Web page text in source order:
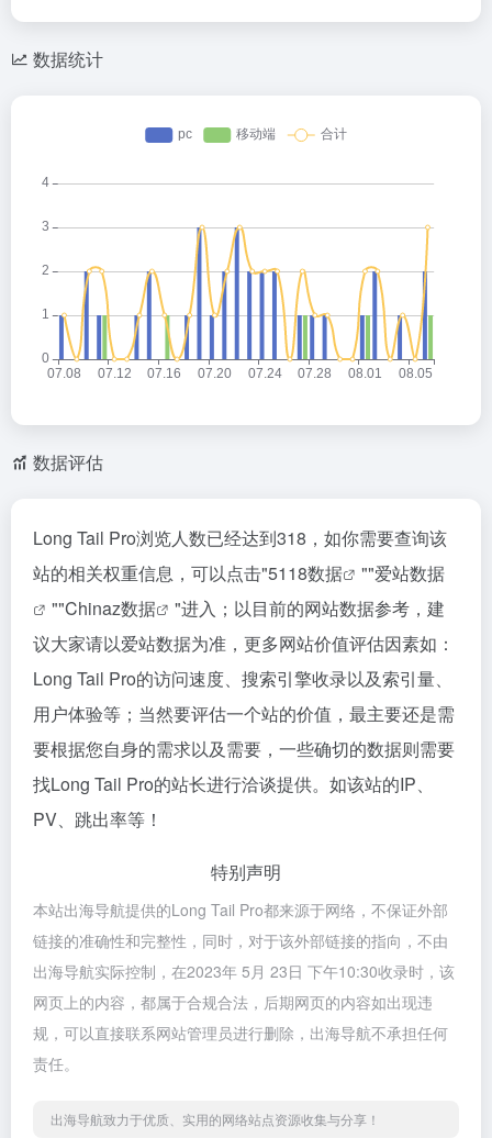
数据统计
数据评估
Long Tail Pro浏览人数已经达到318，如你需要查询该
站的相关权重信息，可以点击"5118数据 ""爱站数据
""Chinaz数据
"进入；以目前的网站数据参考，建
议大家请以爱站数据为准，更多网站价值评估因素如：
Long Tail Pro的访问速度、搜索引擎收录以及索引量、
用户体验等；当然要评估一个站的价值，最主要还是需
要根据您自身的需求以及需要，一些确切的数据则需要
找Long Tail Pro的站长进行洽谈提供。如该站的IP、
PV、跳出率等！
特别声明
本站出海导航提供的Long Tail Pro都来源于网络，不保证外部
链接的准确性和完整性，同时，对于该外部链接的指向，不由
出海导航实际控制，在2023年 5月 23日 下午10:30收录时，该
网页上的内容，都属于合规合法，后期网页的内容如出现违
规，可以直接联系网站管理员进行删除，出海导航不承担任何
责任。
出海导航致力于优质、实用的网络站点资源收集与分享！